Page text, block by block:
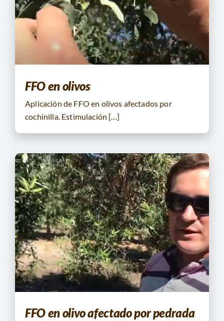
CONTACTO
BUSCAR:
FFO en olivos
Aplicación de FFO en olivos afectados por
cochinilla. Estimulación […]
FFO en olivo afectado por pedrada